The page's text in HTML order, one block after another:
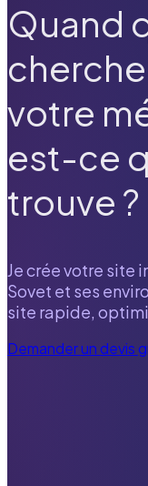
Quand
cherche
votre
est-ce
trouve ?
Je crée votre site
Sovet et ses
site rapide,
Demander un devis